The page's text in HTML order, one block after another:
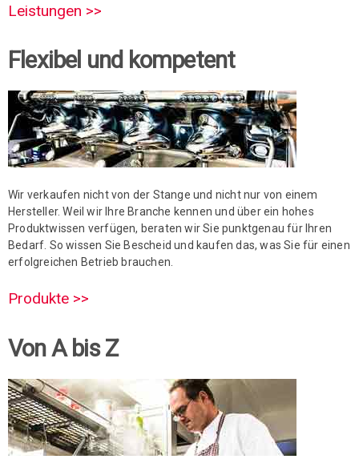
Leistungen >>
Flexibel und kompetent
Wir verkaufen nicht von der Stange und nicht nur von einem
Hersteller. Weil wir Ihre Branche kennen und über ein hohes
Produktwissen verfügen, beraten wir Sie punktgenau für Ihren
Bedarf. So wissen Sie Bescheid und kaufen das, was Sie für einen
erfolgreichen Betrieb brauchen.
Produkte >>
Von A bis Z